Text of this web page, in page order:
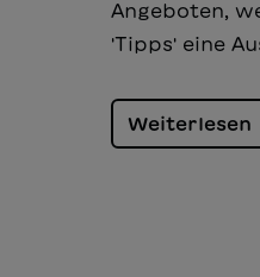
Angeboten,
'Tipps' eine
Weiterlesen